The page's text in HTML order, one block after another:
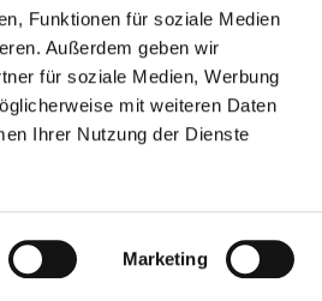
Funktionen für soziale Medien
Außerdem geben wir
für soziale Medien, Werbung
mit weiteren Daten
Ihrer Nutzung der Dienste
Marketing